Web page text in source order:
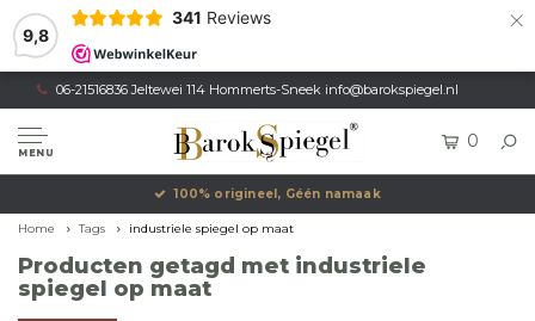
9,8
341 Reviews ×
06-21516836 Jeltewei 114 Hommerts-Sneek info@barokspiegel.nl
MENU
0
100% origineel, Géén namaak
Home Tags industriele spiegel op maat
Producten getagd met industriele
spiegel op maat